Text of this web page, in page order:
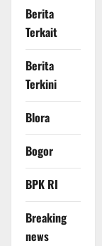
Berita
Terkait
Berita
Terkini
Blora
Bogor
BPK RI
Breaking
news